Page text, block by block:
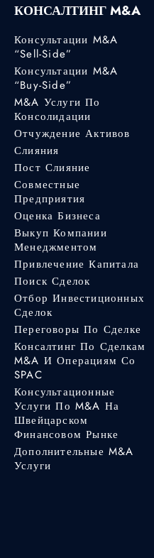
КОНСАЛТИНГ M&A
Консультации M&A
“Sell-Side”
Консультации M&A
“Buy-Side”
M&A Услуги По
Консолидации
Отчуждение Активов
Слияния
Пост Слияние
Совместные
Предприятия
Оценка Бизнеса
Выкуп Компании
Менеджментом
Привлечение Капитала
Поиск Сделок
Отбор Инвестиционных
Сделок
Переговоры По Сделке
Консалтинг По Сделкам
M&A И Операциям Со
SPAC
Консультационные
Услуги По M&A На
Швейцарском
Финансовом Рынке
Дополнительные M&A
Услуги